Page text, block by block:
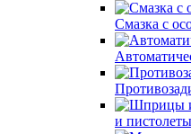
Смазка с
и